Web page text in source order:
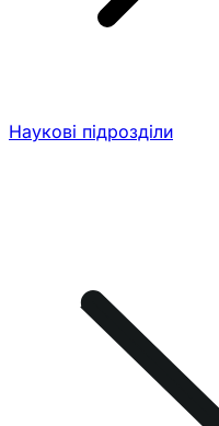
Наукові підрозділи